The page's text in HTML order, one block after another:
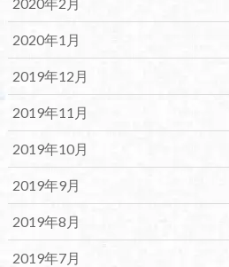
2020年1月
2019年12月
2019年11月
2019年10月
2019年9月
2019年8月
2019年7月